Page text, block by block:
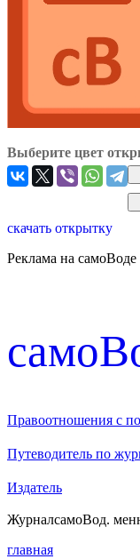
Выберите цвет
скачать открытку
Реклама на самоВоде
Правоотношения с
Путеводитель по
Издатель
ЖурналсамоВод.
главная